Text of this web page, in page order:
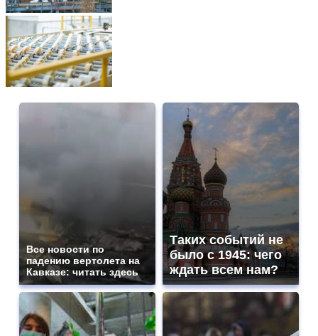
Все новости по
падению вертолета на
Кавказе: читать здесь
Таких событий не
было с 1945: чего
ждать всем нам?